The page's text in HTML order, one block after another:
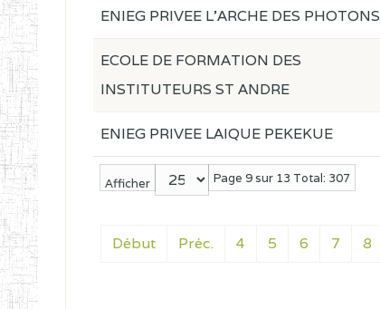
Afficher Page 9 sur 13 Total: 307
Début Préc. 4 5 6 7 8
ENIEG PRIVEE L'ARCHE DES PHOTONS
ECOLE DE FORMATION DES
INSTITUTEURS ST ANDRE
ENIEG PRIVEE LAIQUE PEKEKUE